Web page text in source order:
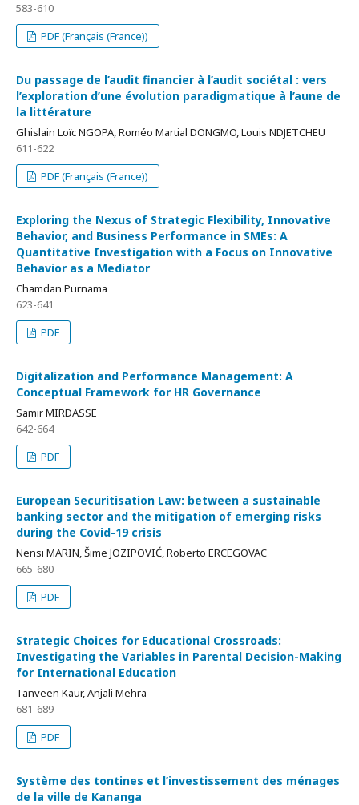
583-610
PDF (Français (France))
Du passage de l’audit financier à l’audit sociétal : vers
l’exploration d’une évolution paradigmatique à l’aune de
la littérature
Ghislain Loïc NGOPA, Roméo Martial DONGMO, Louis NDJETCHEU
611-622
PDF (Français (France))
Exploring the Nexus of Strategic Flexibility, Innovative
Behavior, and Business Performance in SMEs: A
Quantitative Investigation with a Focus on Innovative
Behavior as a Mediator
Chamdan Purnama
623-641
PDF
Digitalization and Performance Management: A
Conceptual Framework for HR Governance
Samir MIRDASSE
642-664
PDF
European Securitisation Law: between a sustainable
banking sector and the mitigation of emerging risks
during the Covid-19 crisis
Nensi MARIN, Šime JOZIPOVIĆ, Roberto ERCEGOVAC
665-680
PDF
Strategic Choices for Educational Crossroads:
Investigating the Variables in Parental Decision-Making
for International Education
Tanveen Kaur, Anjali Mehra
681-689
PDF
Système des tontines et l’investissement des ménages
de la ville de Kananga